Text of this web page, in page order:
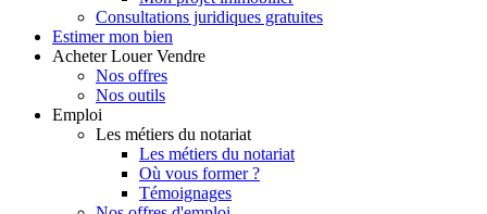
Consultations juridiques gratuites
Estimer mon bien
Acheter Louer Vendre
Nos offres
Nos outils
Emploi
Les métiers du notariat
Les métiers du notariat
Où vous former ?
Témoignages